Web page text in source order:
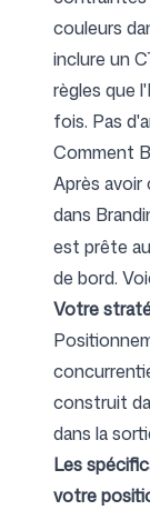
couleurs
inclure un
règles que
fois. Pas
Comment
Après
dans
est prête
de bord.
Votre
construit
dans la
Les
votre